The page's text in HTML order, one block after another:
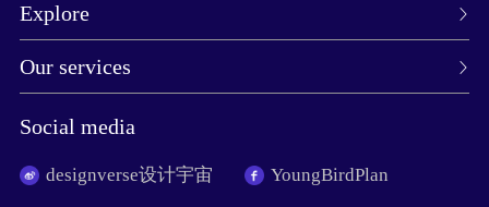
Explore
Our services
Social media
designverse设计宇宙 YoungBirdPlan